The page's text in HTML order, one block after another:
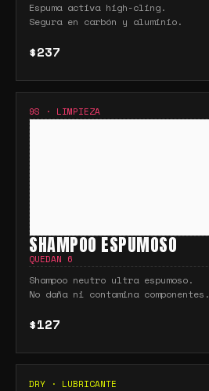
Espuma activa high-cling.
Segura en carbón y aluminio.
$237
9S · LIMPIEZA
SHAMPOO ESPUMOSO
QUEDAN 6
Shampoo neutro ultra espumoso.
No daña ni contamina componentes.
$127
DRY · LUBRICANTE